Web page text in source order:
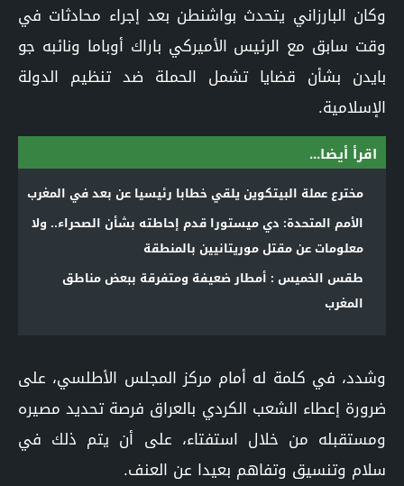
وكان البارزاني يتحدث بواشنطن بعد إجراء محادثات في
وقت سابق مع الرئيس الأميركي باراك أوباما ونائبه جو
بايدن بشأن قضايا تشمل الحملة ضد تنظيم الدولة
الإسلامية.
اقرأ أيضا...
مخترع عملة البيتكوين يلقي خطابا رئيسيا عن بعد في المغرب
الأمم المتحدة: دي ميستورا قدم إحاطته بشأن الصحراء.. ولا
معلومات عن مقتل موريتانيين بالمنطقة
طقس الخميس : أمطار ضعيفة ومتفرقة ببعض مناطق
المغرب
وشدد، في كلمة له أمام مركز المجلس الأطلسي، على
ضرورة إعطاء الشعب الكردي بالعراق فرصة تحديد مصيره
ومستقبله من خلال استفتاء، على أن يتم ذلك في
سلام وتنسيق وتفاهم بعيدا عن العنف.